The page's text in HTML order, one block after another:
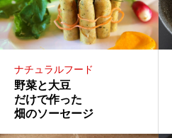
ナチュラルフード
野菜と大豆
だけで作った
畑のソーセージ